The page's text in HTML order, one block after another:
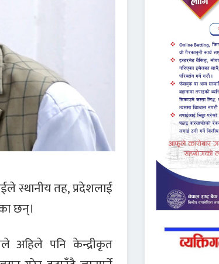
स्थानीय तह, प्रदेशलाई
छन्।
अहिले पनि केन्द्रीकृत